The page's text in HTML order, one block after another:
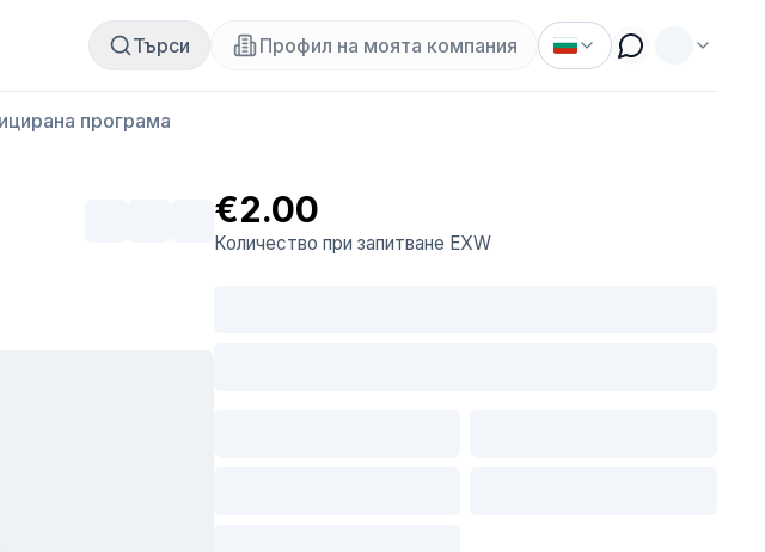
Търси Профил на моята компания
програма
€2.00
Количество при запитване EXW